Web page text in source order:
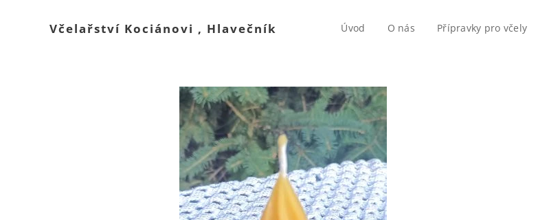
Včelařství Kociánovi , Hlavečník Úvod O nás Přípravky pro včely